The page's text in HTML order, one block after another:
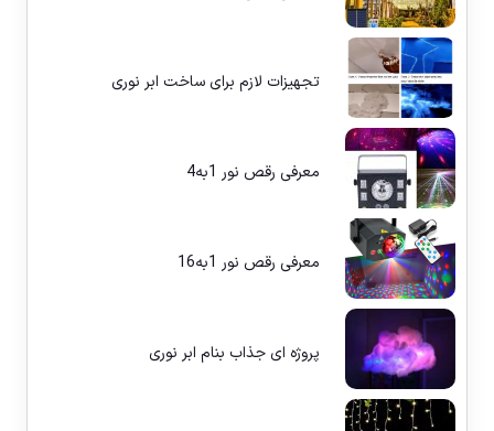
تجهیزات لازم برای ساخت ابر نوری
معرفی رقص نور 1به4
معرفی رقص نور 1به16
پروژه ای جذاب بنام ابر نوری